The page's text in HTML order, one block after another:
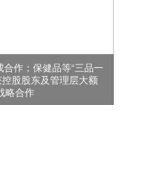
作；保健品等“三品一
股股东及管理层大额
略合作